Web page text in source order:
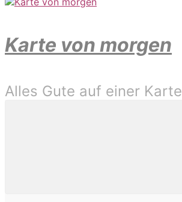
Karte von morgen
Alles Gute auf einer Karte